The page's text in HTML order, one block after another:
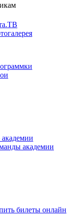
академии
билеты онлайн